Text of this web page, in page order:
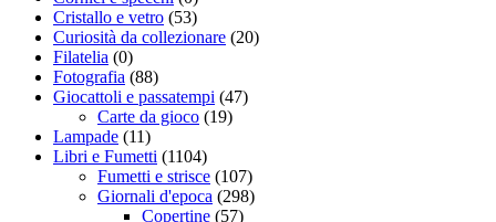
Cristallo e vetro (53)
Curiosità da collezionare (20)
Filatelia (0)
Fotografia (88)
Giocattoli e passatempi (47)
Carte da gioco (19)
Lampade (11)
Libri e Fumetti (1104)
Fumetti e strisce (107)
Giornali d'epoca (298)
Copertine (57)